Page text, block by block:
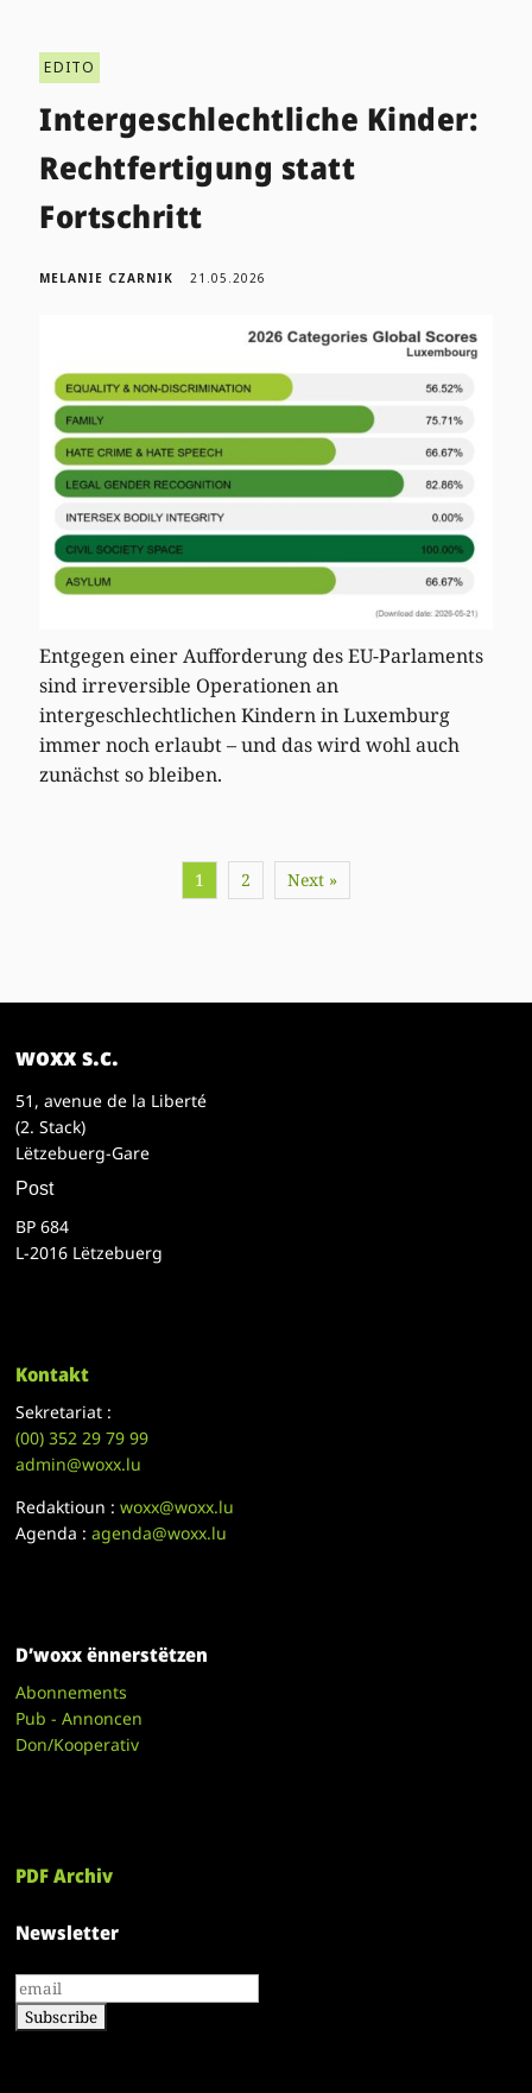
EDITO
Intergeschlechtliche Kinder:
Rechtfertigung statt
Fortschritt
MELANIE CZARNIK 21.05.2026
Entgegen einer Aufforderung des EU-Parlaments
sind irreversible Operationen an
intergeschlechtlichen Kindern in Luxemburg
immer noch erlaubt – und das wird wohl auch
zunächst so bleiben.
1 2 Next »
woxx s.c.
51, avenue de la Liberté
(2. Stack)
Lëtzebuerg-Gare
Post
BP 684
L-2016 Lëtzebuerg
Kontakt
Sekretariat :
(00)352 29 79 99
admin@woxx.lu
Redaktioun :woxx@woxx.lu
Agenda :agenda@woxx.lu
D’woxx ënnerstëtzen
Abonnements
Pub - Annoncen
Don/Kooperativ
PDF Archiv
Newsletter